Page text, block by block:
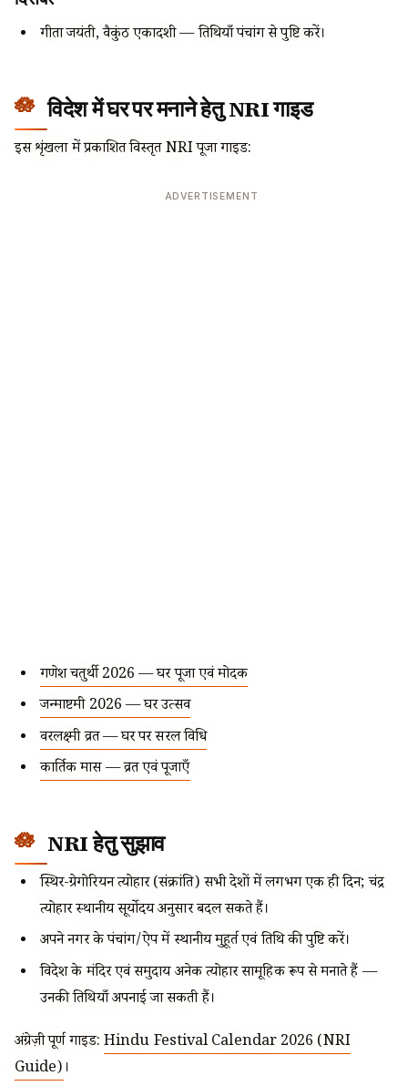
गीता जयंती, वैकुंठ एकादशी — तिथियाँ पंचांग से पुष्टि करें।
विदेश में घर पर मनाने हेतु NRI गाइड
इस शृंखला में प्रकाशित विस्तृत NRI पूजा गाइड:
ADVERTISEMENT
गणेश चतुर्थी 2026 — घर पूजा एवं मोदक
जन्माष्टमी 2026 — घर उत्सव
वरलक्ष्मी व्रत — घर पर सरल विधि
कार्तिक मास — व्रत एवं पूजाएँ
NRI हेतु सुझाव
स्थिर-ग्रेगोरियन त्योहार (संक्रांति) सभी देशों में लगभग एक ही दिन; चंद्र
त्योहार स्थानीय सूर्योदय अनुसार बदल सकते हैं।
अपने नगर के पंचांग/ऐप में स्थानीय मुहूर्त एवं तिथि की पुष्टि करें।
विदेश के मंदिर एवं समुदाय अनेक त्योहार सामूहिक रूप से मनाते हैं —
उनकी तिथियाँ अपनाई जा सकती हैं।
अंग्रेज़ी पूर्ण गाइड:Hindu Festival Calendar 2026 (NRI
Guide) ।